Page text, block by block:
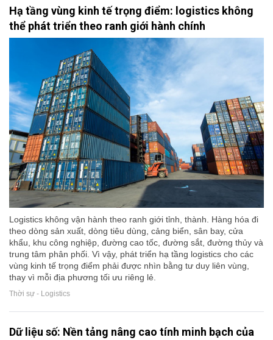
Hạ tầng vùng kinh tế trọng điểm: logistics không
thể phát triển theo ranh giới hành chính
Logistics không vận hành theo ranh giới tỉnh, thành. Hàng hóa đi
theo dòng sản xuất, dòng tiêu dùng, cảng biển, sân bay, cửa
khẩu, khu công nghiệp, đường cao tốc, đường sắt, đường thủy và
trung tâm phân phối. Vì vậy, phát triển hạ tầng logistics cho các
vùng kinh tế trọng điểm phải được nhìn bằng tư duy liên vùng,
thay vì mỗi địa phương tối ưu riêng lẻ.
Thời sự - Logistics
Dữ liệu số: Nền tảng nâng cao tính minh bạch của